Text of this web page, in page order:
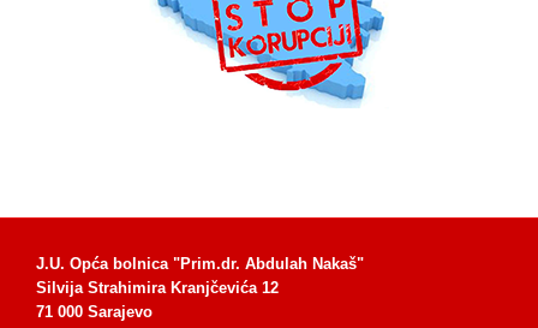
J.U. Opća bolnica "Prim.dr. Abdulah Nakaš"
Silvija Strahimira Kranjčevića 12
71 000 Sarajevo